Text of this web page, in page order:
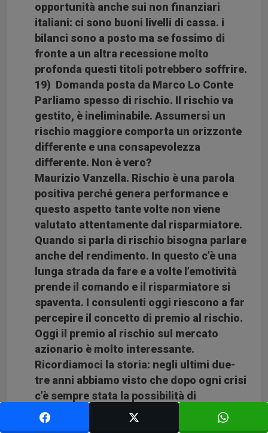
opportunità anche sui non finanziari
italiani: ci sono buoni livelli di cassa. i
bilanci sono a posto ma se fossimo di
fronte a un altra recessione molto
profonda questi titoli potrebbero soffrire.
19) Domanda posta da Marco Lo Conte
Parliamo spesso di rischio. Il rischio va
gestito, è ineliminabile. Assumersi un
rischio maggiore comporta un orizzonte
differente e una consapevolezza
differente. Non è vero?
Maurizio Vanzella. Rischio è una parola
positiva perché genera performance e
questo aspetto tante volte non viene
valutato attentamente dal risparmiatore.
Quando si parla di rischio bisogna parlare
anche del rendimento. In questo c’è una
lunga strada da fare e a volte l’emotività
prende il comando e il risparmiatore si
spaventa. I consulenti oggi riescono a far
percepire il concetto di premio al rischio.
Oggi il premio al rischio sul mercato
azionario è molto interessante.
Ricordiamoci la storia: negli ultimi due-
tre anni abbiamo visto che dopo ogni crisi
c’è sempre stata la possibilità di
recuperare.